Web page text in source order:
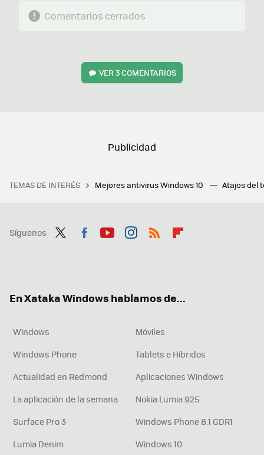
Comentarios cerrados
VER3 COMENTARIOS
TEMAS DE INTERÉS Mejores antivirus Windows 10 Atajos del
Síguenos
En Xataka Windows hablamos de...
Windows
Móviles
Windows Phone
Tablets e Híbridos
Actualidad en Redmond
Aplicaciones Windows
La aplicación de la semana
Nokia Lumia 925
Surface Pro 3
Windows Phone 8.1 GDR1
Lumia Denim
Windows 10